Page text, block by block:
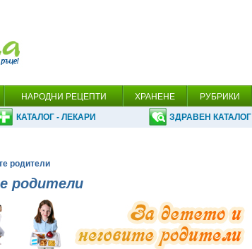
НАРОДНИ РЕЦЕПТИ ХРАНЕНЕ РУБРИКИ
КАТАЛОГ - ЛЕКАРИ ЗДРАВЕН КАТАЛОГ
родители
родители